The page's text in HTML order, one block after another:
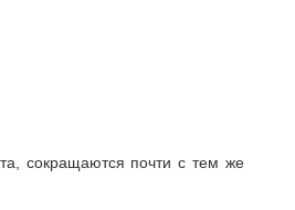
сокращаются почти с тем же